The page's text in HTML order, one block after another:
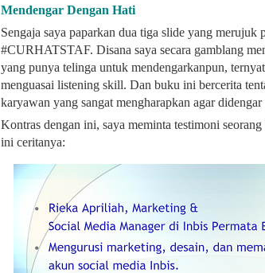
Mendengar Dengan Hati
Sengaja saya paparkan dua tiga slide yang merujuk
#CURHATSTAF. Disana saya secara gamblang
yang punya telinga untuk mendengarkanpun,
menguasai listening skill. Dan buku ini bercerita
karyawan yang sangat mengharapkan agar
Kontras dengan ini, saya meminta testimoni
ini ceritanya: